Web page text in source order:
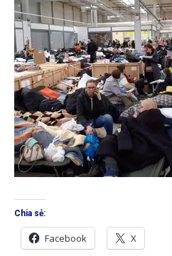
Chia sẻ:
Facebook X